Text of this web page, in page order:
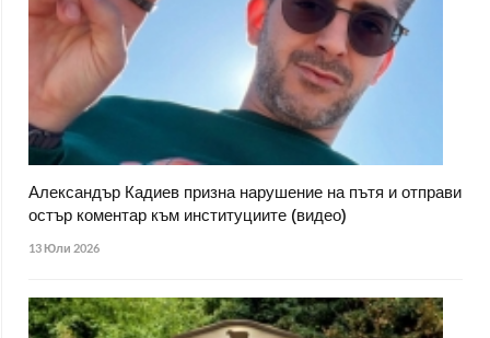
Александър Кадиев призна нарушение на пътя и отправи
остър коментар към институциите (видео)
13 Юли 2026